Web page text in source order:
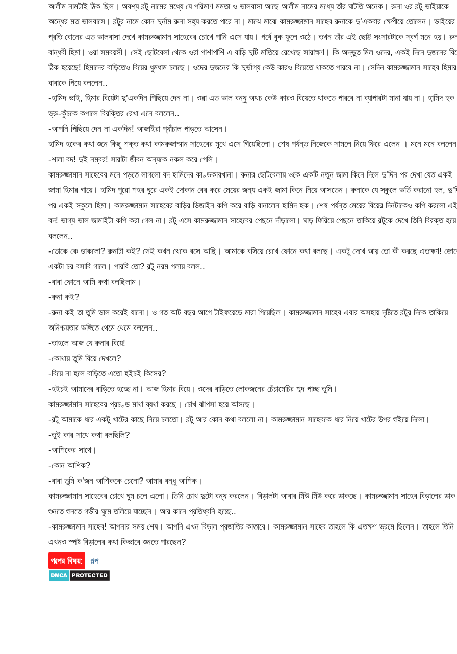
আলীম নামটাই ঠিক ছিল। অবশ্য বল্টু নামের মধ্যে যে পরিমাণ মমতা ও ভালবাসা আছে আলীম নামের মধ্যে তাঁর ঘাটতি অনেক। রুনা ওর বল্টু ভাইয়াকে
অন্ধের মত ভালবাসে। বল্টুর নামে কোন দুর্নাম রুনা সহ্য করতে পারে না। মাঝে মাঝে কামরুজ্জামান সাহেব রুনাকে দু’একবার ক্ষেপীয়ে তোলেন। ভাইয়ের
প্রতি বোনের এত ভালবাসা দেখে কামরুজ্জামান সাহেবের চোখে পানি এসে যায়। গর্বে বুক ফুলে ওঠে। তখন তাঁর এই ছোট্ট সংসারটাকে স্বর্গ মনে হয়।
বান্ধবী হিমা। ওরা সমবয়সী। সেই ছোটবেলা থেকে ওরা পাশাপাশি এ বাড়ি দুটি মাতিয়ে রেখেছে সারাক্ষণ। কি অদ্ভুত মিল ওদের, একই দিনে দুজনের
ঠিক হয়েছে! হিমাদের বাড়িতেও বিয়ের ধুমধাম চলছে। ওদের দুজনের কি দুর্ভাগ্য কেউ কারও বিয়েতে থাকতে পারবে না। সেদিন কামরুজ্জামান সাহেব হিমার
বাবাকে গিয়ে বললেন..
-হামিদ ভাই, হিমার বিয়েটা দু’একদিন পিছিয়ে দেন না। ওরা এত ভাল বন্ধু অথচ কেউ কারও বিয়েতে থাকতে পারবে না ব্যাপারটা মানা যায় না। হামিদ হক
ভ্রু-কুঁচকে কপালে বিরক্তির রেখা এনে বললেন..
-আপনি পিছিয়ে দেন না একদিন! আজাইরা প্যাঁচাল পাড়তে আসেন।
হামিদ হকের কথা শুনে কিছু শক্ত কথা কামরুজাম্মান সাহেবের মুখে এসে গিয়েছিলো। শেষ পর্যন্ত নিজেকে সামলে নিয়ে ফিরে এলেন । মনে মনে
-শালা বদ! দুই নম্বর! সারাটা জীবন অন্যকে নকল করে গেলি।
কামরুজ্জামান সাহেবের মনে পড়তে লাগলো বদ হামিদের কাণ্ডকারখানা। রুনার ছোটবেলায় ওকে একটি নতুন জামা কিনে দিলে দু’দিন পর দেখা যেত একই
জামা হিমার গায়ে। হামিদ পুরো শহর ঘুরে একই দোকান বের করে মেয়ের জন্য একই জামা কিনে নিয়ে আসতেন। রুনাকে যে স্কুলে ভর্তি করানো হল,
পর একই স্কুলে হিমা। কামরুজ্জামান সাহেবের বাড়ির ডিজাইন কপি করে বাড়ি বানালেন হামিদ হক। শেষ পর্যন্ত মেয়ের বিয়ের দিনটাকেও কপি করলো এই
বদ! ভাগ্য ভাল জামাইটা কপি করা গেল না। বল্টু এসে কামরুজ্জামান সাহেবের পেছনে দাঁড়ালো। ঘাড় ফিরিয়ে পেছনে তাকিয়ে বল্টুকে দেখে তিনি বিরক্ত হয়ে
বললেন..
-তোকে কে ডাকলো? রুনাটা কই? সেই কখন থেকে বসে আছি। আমাকে বসিয়ে রেখে ফোনে কথা বলছে। একটু দেখে আয় তো কী করছে এতক্ষণ!
একটা চর বসাবি গালে। পারবি তো? বল্টু নরম গলায় বলল..
-বাবা ফোনে আমি কথা বলছিলাম।
-রুনা কই?
-রুনা কই তা তুমি ভাল করেই যানো। ও গত আট বছর আগে টাইফয়েডে মারা গিয়েছিল। কামরুজ্জামান সাহেব এবার অসহায় দৃষ্টিতে বল্টুর দিকে তাকিয়ে
অনিশ্চয়তার ভঙ্গিতে থেমে থেমে বললেন..
-তাহলে আজ যে রুনার বিয়ে!
-কোথায় তুমি বিয়ে দেখলে?
-বিয়ে না হলে বাড়িতে এতো হইচই কিসের?
-হইচই আমাদের বাড়িতে হচ্ছে না। আজ হিমার বিয়ে। ওদের বাড়িতে লোকজনের চেঁচামেচির শব্দ পাচ্ছ তুমি।
কামরুজ্জামান সাহেবের প্রচণ্ড মাথা ব্যথা করছে। চোখ ঝাপসা হয়ে আসছে।
-বল্টু আমাকে ধরে একটু খাটের কাছে নিয়ে চলতো। বল্টু আর কোন কথা বললো না। কামরুজ্জামান সাহেবকে ধরে নিয়ে খাটের উপর শুইয়ে দিলো।
-তুই কার সাথে কথা বলছিলি?
-আশিকের সাথে।
-কোন আশিক?
-বাবা তুমি ক’জন আশিককে চেনো? আমার বন্ধু আশিক।
কামরুজ্জামান সাহেবের চোখে ঘুম চলে এলো। তিনি চোখ দুটো বন্ধ করলেন। বিড়ালটা আবার মিঁউ মিঁউ করে ডাকছে। কামরুজ্জামান সাহেব বিড়ালের ডাক
শুনতে শুনতে গভীর ঘুমে তলিয়ে যাচ্ছেন। আর কানে প্রতিধ্বনি হচ্ছে..
-কামরুজ্জামান সাহেব! আপনার সময় শেষ। আপনি এখন বিড়াল প্রজাতির কাতারে। কামরুজ্জামান সাহেব তাহলে কি এতক্ষণ ভ্রমে ছিলেন। তাহলে তিনি
এখনও স্পষ্ট বিড়ালের কথা কিভাবে শুনতে পারছেন?
গল্পের বিষয়:
গল্প